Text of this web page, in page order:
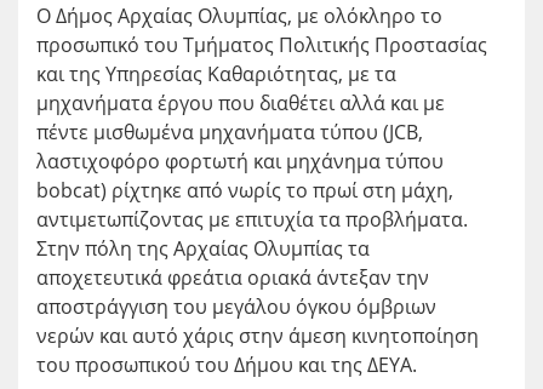
Ο Δήμος Αρχαίας Ολυμπίας, με ολόκληρο το
προσωπικό του Τμήματος Πολιτικής Προστασίας
και της Υπηρεσίας Καθαριότητας, με τα
μηχανήματα έργου που διαθέτει αλλά και με
πέντε μισθωμένα μηχανήματα τύπου (JCB,
λαστιχοφόρο φορτωτή και μηχάνημα τύπου
bobcat) ρίχτηκε από νωρίς το πρωί στη μάχη,
αντιμετωπίζοντας με επιτυχία τα προβλήματα.
Στην πόλη της Αρχαίας Ολυμπίας τα
αποχετευτικά φρεάτια οριακά άντεξαν την
αποστράγγιση του μεγάλου όγκου όμβριων
νερών και αυτό χάρις στην άμεση κινητοποίηση
του προσωπικού του Δήμου και της ΔΕΥΑ.